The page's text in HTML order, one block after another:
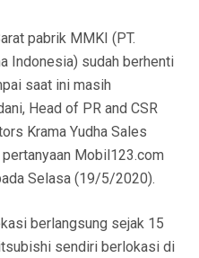
pabrik MMKI (PT.
Indonesia) sudah berhenti
saat ini masih
Head of PR and CSR
Krama Yudha Sales
Mobil123.com
Selasa (19/5/2020).
berlangsung sejak 15
sendiri berlokasi di